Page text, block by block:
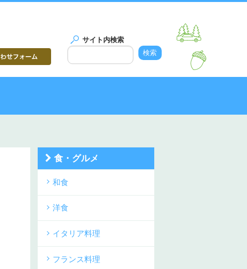
サイト内検索
食・グルメ
和食
洋食
イタリア料理
フランス料理